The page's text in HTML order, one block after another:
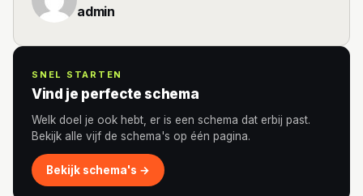
admin
SNEL STARTEN
Vind je perfecte schema
Welk doel je ook hebt, er is een schema dat erbij past.
Bekijk alle vijf de schema's op één pagina.
Bekijk schema's →